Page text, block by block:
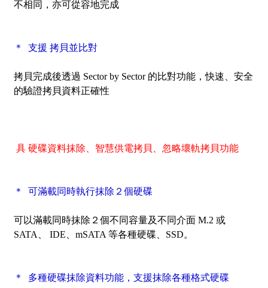
不相同，亦可從容地完成
＊ 支援 拷貝並比對
拷貝完成後透過 Sector by Sector 的比對功能，快速、安全
的驗證拷貝資料正確性
具 硬碟資料抹除 智慧供電拷貝、忽略壞軌拷貝功能
＊ 可滿載同時執行抹除２個硬碟
可以滿載同時抹除２個不同容量及不同介面 M.2 或
SATA、 IDE、mSATA 等各種硬碟、SSD。
＊ 多種硬碟抹除資料功能，支援抹除各種格式硬碟